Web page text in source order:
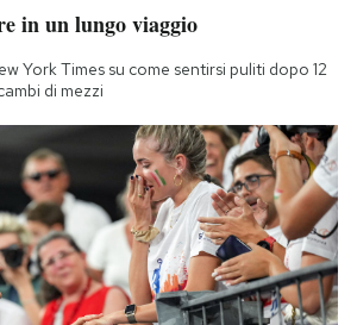
in un lungo viaggio
York Times su come sentirsi puliti dopo 12
di mezzi